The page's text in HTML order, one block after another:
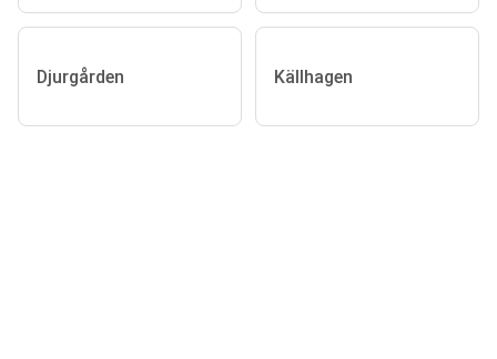
Djurgården Källhagen